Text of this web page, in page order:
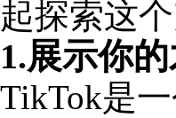
起探索这
1.展示你
TikTok是